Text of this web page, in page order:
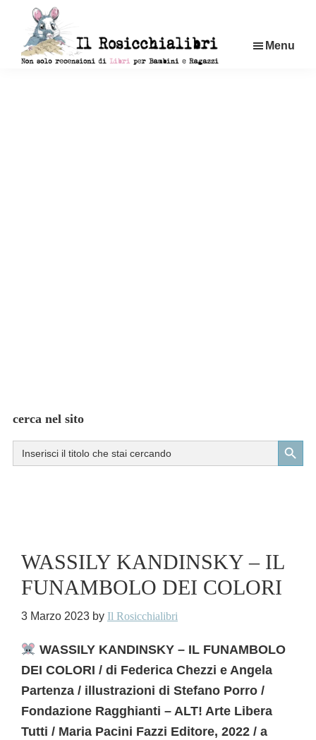
contenuto
Menu
cerca nel sito
Search
for:
Search Button
WASSILY KANDINSKY – IL
FUNAMBOLO DEI COLORI
3 Marzo 2023 by Il Rosicchialibri
WASSILY KANDINSKY – IL FUNAMBOLO
DEI COLORI / di Federica Chezzi e Angela
Partenza / illustrazioni di Stefano Porro /
Fondazione Ragghianti – ALT! Arte Libera
Tutti / Maria Pacini Fazzi Editore, 2022 / a